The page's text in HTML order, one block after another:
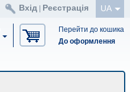
UA
Вхід Реєстрація
Перейти до кошика
До оформлення